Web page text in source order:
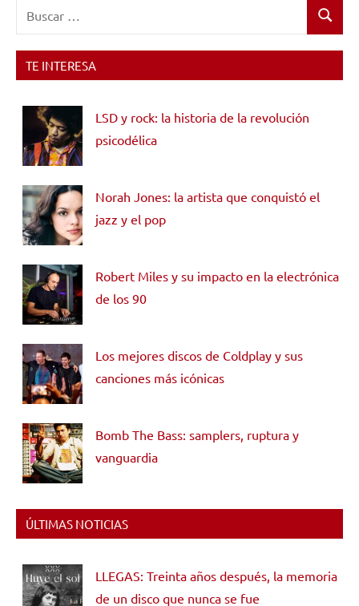
Buscar
TE INTERESA
LSD y rock: la historia de la revolución
psicodélica
Norah Jones: la artista que conquistó el
jazz y el pop
Robert Miles y su impacto en la electrónica
de los 90
Los mejores discos de Coldplay y sus
canciones más icónicas
Bomb The Bass: samplers, ruptura y
vanguardia
ÚLTIMAS NOTICIAS
LLEGAS: Treinta años después, la memoria
de un disco que nunca se fue